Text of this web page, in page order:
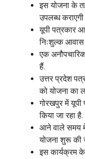
इस योजना के
उपलब्ध
यूपी पत्रकार
निःशुल्क
एक
हैं.
उत्तर प्रदेश
को योजना का
गोरखपुर में
किया जा रहा है.
आने वाले समय
योजना शुरू की
इस कार्यक्रम